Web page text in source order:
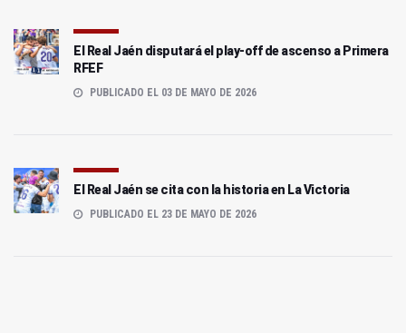
El Real Jaén disputará el play-off de ascenso a Primera
RFEF
PUBLICADO EL 03 DE MAYO DE 2026
El Real Jaén se cita con la historia en La Victoria
PUBLICADO EL 23 DE MAYO DE 2026